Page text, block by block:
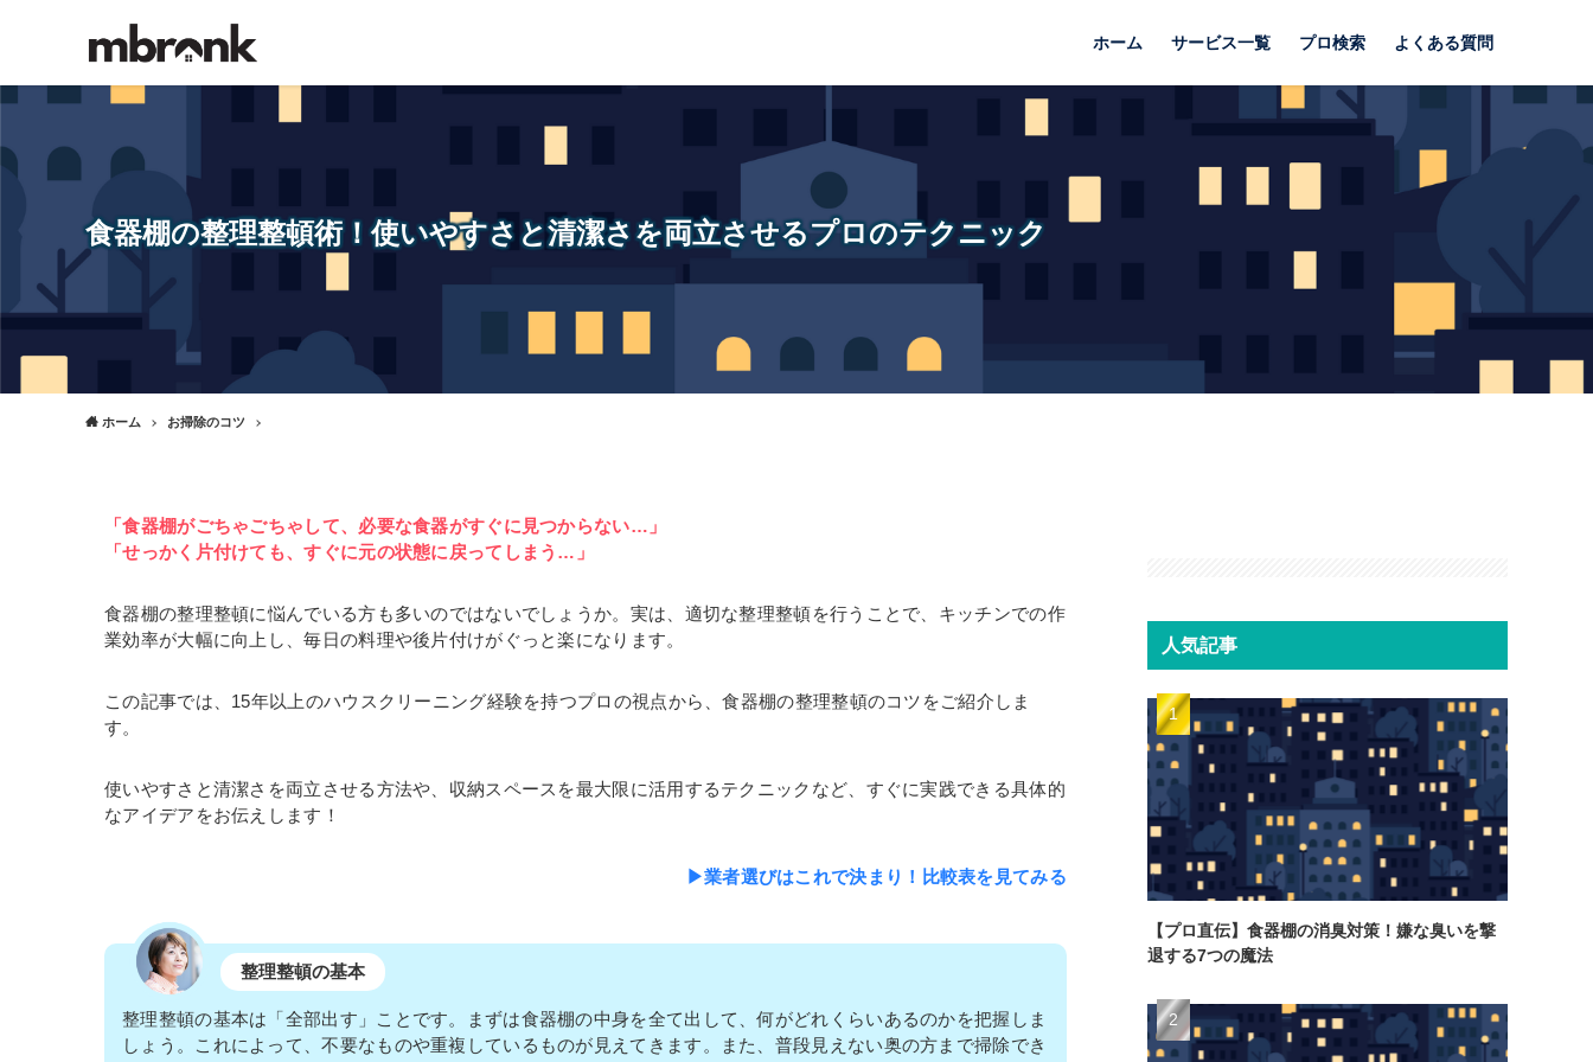
ホーム サービス一覧 プロ検索 よくある質問
食器棚の整理整頓術！使いやすさと清潔さを両立させるプロのテクニック
ホーム お掃除のコツ
「食器棚がごちゃごちゃして、必要な食器がすぐに見つからない…」
「せっかく片付けても、すぐに元の状態に戻ってしまう…」
食器棚の整理整頓に悩んでいる方も多いのではないでしょうか。実は、適切な整理整頓を行うことで、キッチンでの作
業効率が大幅に向上し、毎日の料理や後片付けがぐっと楽になります。
この記事では、15年以上のハウスクリーニング経験を持つプロの視点から、食器棚の整理整頓のコツをご紹介しま
す。
使いやすさと清潔さを両立させる方法や、収納スペースを最大限に活用するテクニックなど、すぐに実践できる具体的
なアイデアをお伝えします！
▶業者選びはこれで決まり！比較表を見てみる
整理整頓の基本
整理整頓の基本は「全部出す」ことです。まずは食器棚の中身を全て出して、何がどれくらいあるのかを把握しま
しょう。これによって、不要なものや重複しているものが見えてきます。また、普段見えない奥の方まで掃除でき
人気記事
【プロ直伝】食器棚の消臭対策！嫌な臭いを撃
退する7つの魔法